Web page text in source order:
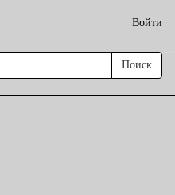
Войти
Поиск